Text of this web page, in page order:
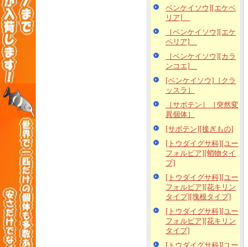
ベンケイソウ][エケベ
リア]
［ベンケイソウ][エケ
ベリア]
［ベンケイソウ][カラ
ンコエ]
[ベンケイソウ]［クラ
ッスラ］
［サボテン］［突然変
異個体］
[サボテン][接ぎもの]
[トウダイグサ科][ユー
フォルビア][蛸物タイ
プ]
[トウダイグサ科][ユー
フォルビア][花キリン
タイプ][塊根タイプ]
[トウダイグサ科][ユー
フォルビア][花キリン
タイプ]
[トウダイグサ科][ユー